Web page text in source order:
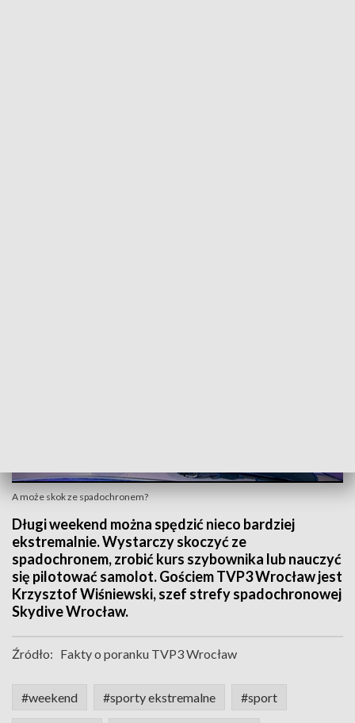
A może skok ze spadochronem?
Długi weekend można spędzić nieco bardziej
ekstremalnie. Wystarczy skoczyć ze
spadochronem, zrobić kurs szybownika lub nauczyć
się pilotować samolot. Gościem TVP3 Wrocław jest
Krzysztof Wiśniewski, szef strefy spadochronowej
Skydive Wrocław.
Źródło: Fakty o poranku TVP3 Wrocław
#weekend #sporty ekstremalne #sport